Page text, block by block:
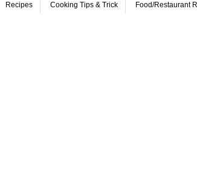
Recipes Cooking Tips & Trick Food/Restaurant